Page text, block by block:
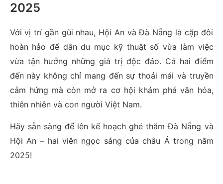
2025
Với vị trí gần gũi nhau, Hội An và Đà Nẵng là cặp đôi
hoàn hảo để dân du mục kỹ thuật số vừa làm việc
vừa tận hưởng những giá trị độc đáo. Cả hai điểm
đến này không chỉ mang đến sự thoải mái và truyền
cảm hứng mà còn mở ra cơ hội khám phá văn hóa,
thiên nhiên và con người Việt Nam.
Hãy sẵn sàng để lên kế hoạch ghé thăm Đà Nẵng và
Hội An – hai viên ngọc sáng của châu Á trong năm
2025!